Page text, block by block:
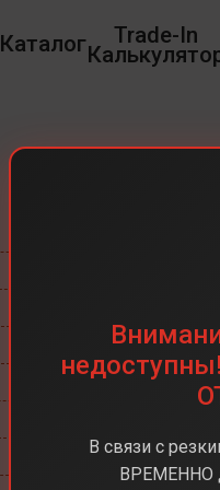
Каталог Trade-In
48 + 48 (двойная)
Apple
iOS
В связи с
ВРЕМЕННО